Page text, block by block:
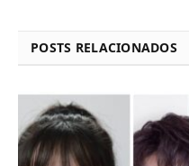
POSTS RELACIONADOS